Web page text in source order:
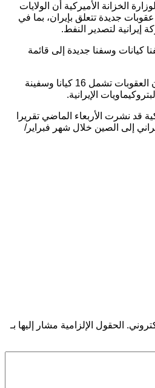
الخزانة الأميركية أن الولايات
جديدة تتعلق بإيران، بما في
إيرانية لتصدير النفط.
كيانات وسفنا جديدة إلى قائمة
وأعلنت الخارجية الأميركية أن العقوبات تشمل 16 كيانا وسفينة
الإيرانية.
قد نشرت الأربعاء الماضي تقريرا
إلى الصين خلال شهر فبراير/
الحقول الإلزامية مشار إليها بـ